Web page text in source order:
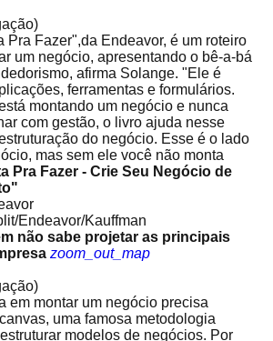
Pra Fazer",da Endeavor, é um roteiro
um negócio, apresentando o bê-a-bá
afirma Solange. "Ele é
ferramentas e formulários.
montando um negócio e nunca
com gestão, o livro ajuda nesse
do negócio. Esse é o lado
mas sem ele você não monta
Pra Fazer - Crie Seu Negócio de
Endeavor/Kauffman
não sabe projetar as principais
zoom_out_map
em montar um negócio precisa
uma famosa metodologia
modelos de negócios. Por